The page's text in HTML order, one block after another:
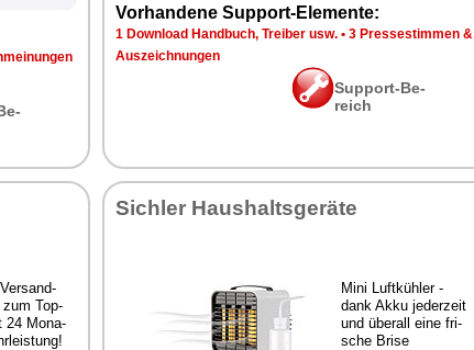
Vor­han­de­ne Sup­port-Ele­men­te:
1 Down­load Hand­buch, Trei­ber usw. • 3 Pres­se­stim­men &
Aus­zeich­nun­gen
Sup­port-Be­
reich
Top-
24 Mo­na­
Sich­ler Haus­halts­ge­rä­te
Mi­ni Luft­küh­ler -
dank Ak­ku je­der­zeit
und über­all ei­ne fri­
sche Bri­se